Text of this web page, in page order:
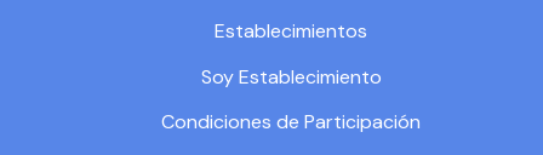
Establecimientos
Soy Establecimiento
Condiciones de Participación